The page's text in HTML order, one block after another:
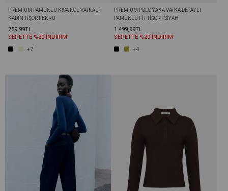
PREMIUM PAMUKLU KISA KOL VATKALI
KADIN TIŞÖRT EKRU
759,99TL
SEPETTE %20 İNDİRİM
+7
PREMIUM POLO YAKA VATKA DETAYLI
PAMUKLU FIT TIŞÖRT SIYAH
1.499,99TL
SEPETTE %20 İNDİRİM
+4